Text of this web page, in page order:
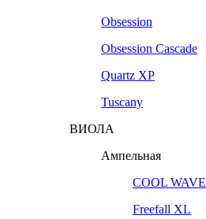
Obsession
Obsession Cascade
Quartz XP
Tuscany
ВИОЛА
Ампельная
COOL WAVE
Freefall XL